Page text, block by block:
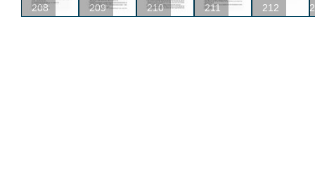
208 209 210 211 212